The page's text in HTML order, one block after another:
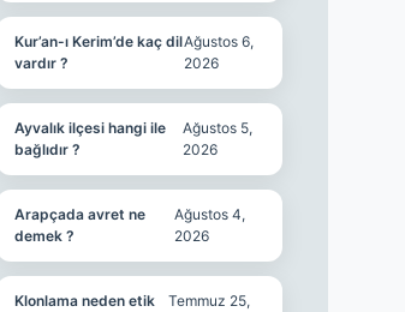
Kur’an-ı Kerim’de kaç dil
vardır ?
Ağustos 6,
2026
Ayvalık ilçesi hangi ile
bağlıdır ?
Ağustos 5,
2026
Arapçada avret ne
demek ?
Ağustos 4,
2026
Klonlama neden etik
Temmuz 25,